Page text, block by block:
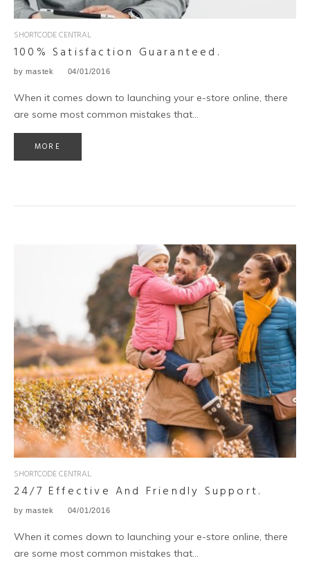
SHORTCODE CENTRAL
100% Satisfaction Guaranteed.
bymastek 04/01/2016
When it comes down to launching your e-store online, there
are some most common mistakes that...
MORE
SHORTCODE CENTRAL
24/7 Effective And Friendly Support.
bymastek 04/01/2016
When it comes down to launching your e-store online, there
are some most common mistakes that...